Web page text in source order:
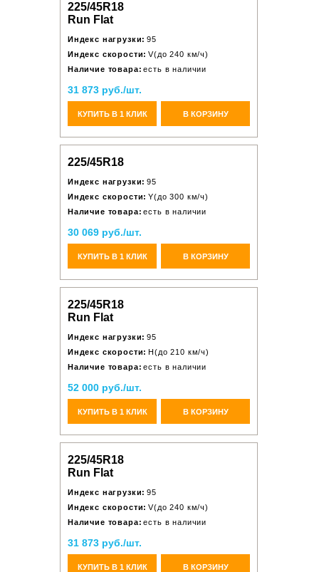
225/45R18
Run Flat
Индекс нагрузки: 95
Индекс скорости: V(до 240 км/ч)
Наличие товара: есть в наличии
31 873 руб./шт.
КУПИТЬ В 1 КЛИК В КОРЗИНУ
225/45R18
Индекс нагрузки: 95
Индекс скорости: Y(до 300 км/ч)
Наличие товара: есть в наличии
30 069 руб./шт.
КУПИТЬ В 1 КЛИК В КОРЗИНУ
225/45R18
Run Flat
Индекс нагрузки: 95
Индекс скорости: H(до 210 км/ч)
Наличие товара: есть в наличии
52 000 руб./шт.
КУПИТЬ В 1 КЛИК В КОРЗИНУ
225/45R18
Run Flat
Индекс нагрузки: 95
Индекс скорости: V(до 240 км/ч)
Наличие товара: есть в наличии
31 873 руб./шт.
КУПИТЬ В 1 КЛИК В КОРЗИНУ